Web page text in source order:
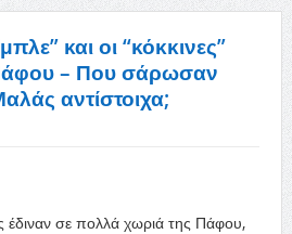
και οι “κόκκινες”
– Που σάρωσαν
αντίστοιχα;
σε πολλά χωριά της Πάφου,